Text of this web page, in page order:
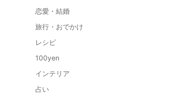
恋愛・結婚
旅行・おでかけ
レシピ
100yen
インテリア
占い